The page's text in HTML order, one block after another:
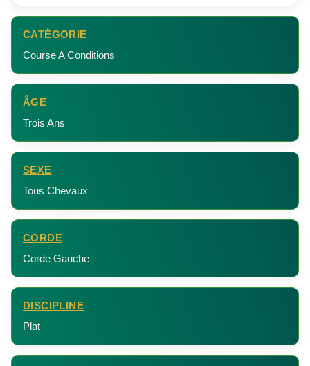
CATÉGORIE
Course A Conditions
ÂGE
Trois Ans
SEXE
Tous Chevaux
CORDE
Corde Gauche
DISCIPLINE
Plat